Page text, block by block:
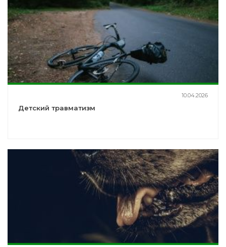
10.04.2026
Детский травматизм